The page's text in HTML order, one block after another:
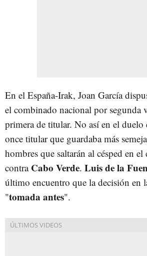
En el España-Irak, Joan García
el combinado nacional por segunda
primera de titular. No así en el duelo
once titular que guardaba más
hombres que saltarán al césped en
contra Cabo Verde. Luis de la
último encuentro que la decisión en
"tomada antes".